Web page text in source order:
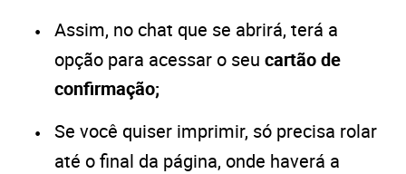
Assim, no chat que se abrirá, terá a
opção para acessar o seu cartão de
confirmação;
Se você quiser imprimir, só precisa rolar
até o final da página, onde haverá a